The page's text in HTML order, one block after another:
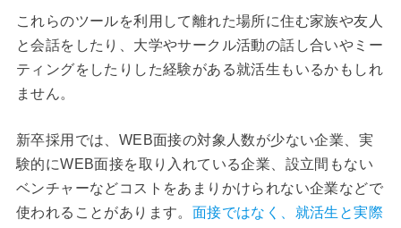
これらのツールを利用して離れた場所に住む家族や友人
と会話をしたり、大学やサークル活動の話し合いやミー
ティングをしたりした経験がある就活生もいるかもしれ
ません。
新卒採用では、WEB面接の対象人数が少ない企業、実
験的にWEB面接を取り入れている企業、設立間もない
ベンチャーなどコストをあまりかけられない企業などで
使われることがあります。 面接ではなく、就活生と実際